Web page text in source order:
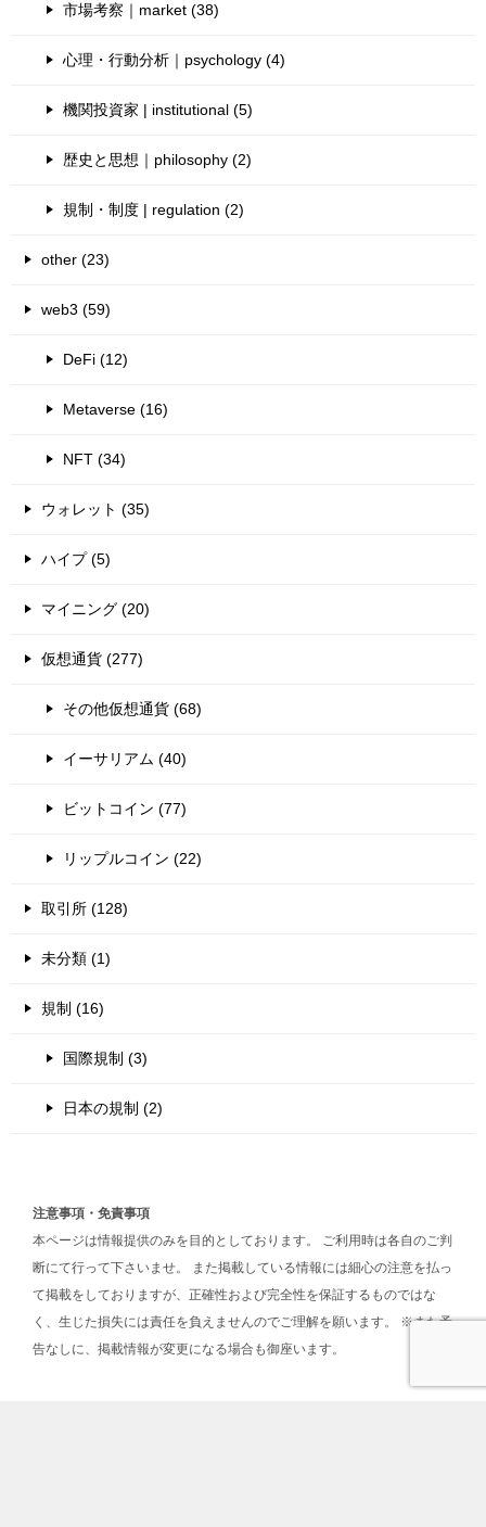
市場考察｜market (38)
心理・行動分析｜psychology (4)
機関投資家 | institutional (5)
歴史と思想｜philosophy (2)
規制・制度 | regulation (2)
other (23)
web3 (59)
DeFi (12)
Metaverse (16)
NFT (34)
ウォレット (35)
ハイプ (5)
マイニング (20)
仮想通貨 (277)
その他仮想通貨 (68)
イーサリアム (40)
ビットコイン (77)
リップルコイン (22)
取引所 (128)
未分類 (1)
規制 (16)
国際規制 (3)
日本の規制 (2)
注意事項・免責事項
本ページは情報提供のみを目的としております。 ご利用時は各自のご判
断にて行って下さいませ。 また掲載している情報には細心の注意を払っ
て掲載をしておりますが、正確性および完全性を保証するものではな
く、生じた損失には責任を負えませんのでご理解を願います。 ※また予
告なしに、掲載情報が変更になる場合も御座います。